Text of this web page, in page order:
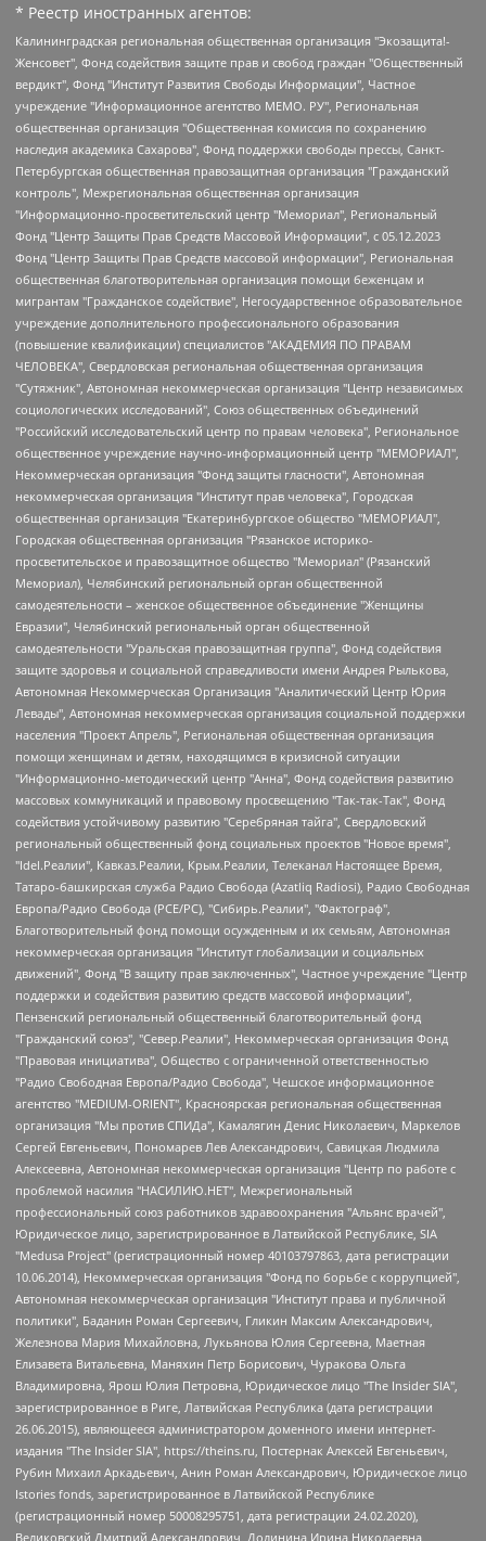
* Реестр иностранных агентов:
Калининградская региональная общественная организация "Экозащита!-Женсовет", Фонд содействия защите прав и свобод граждан "Общественный вердикт", Фонд "Институт Развития Свободы Информации", Частное учреждение "Информационное агентство МЕМО. РУ", Региональная общественная организация "Общественная комиссия по сохранению наследия академика Сахарова", Фонд поддержки свободы прессы, Санкт-Петербургская общественная правозащитная организация "Гражданский контроль", Межрегиональная общественная организация "Информационно-просветительский центр "Мемориал", Региональный Фонд "Центр Защиты Прав Средств Массовой Информации", с 05.12.2023 Фонд "Центр Защиты Прав Средств массовой информации", Региональная общественная благотворительная организация помощи беженцам и мигрантам "Гражданское содействие", Негосударственное образовательное учреждение дополнительного профессионального образования (повышение квалификации) специалистов "АКАДЕМИЯ ПО ПРАВАМ ЧЕЛОВЕКА", Свердловская региональная общественная организация "Сутяжник", Автономная некоммерческая организация "Центр независимых социологических исследований", Союз общественных объединений "Российский исследовательский центр по правам человека", Региональное общественное учреждение научно-информационный центр "МЕМОРИАЛ", Некоммерческая организация "Фонд защиты гласности", Автономная некоммерческая организация "Институт прав человека", Городская общественная организация "Екатеринбургское общество "МЕМОРИАЛ", Городская общественная организация "Рязанское историко-просветительское и правозащитное общество "Мемориал" (Рязанский Мемориал), Челябинский региональный орган общественной самодеятельности – женское общественное объединение "Женщины Евразии", Челябинский региональный орган общественной самодеятельности "Уральская правозащитная группа", Фонд содействия защите здоровья и социальной справедливости имени Андрея Рылькова, Автономная Некоммерческая Организация "Аналитический Центр Юрия Левады", Автономная некоммерческая организация социальной поддержки населения "Проект Апрель", Региональная общественная организация помощи женщинам и детям, находящимся в кризисной ситуации "Информационно-методический центр "Анна", Фонд содействия развитию массовых коммуникаций и правовому просвещению "Так-так-Так", Фонд содействия устойчивому развитию "Серебряная тайга", Свердловский региональный общественный фонд социальных проектов "Новое время", "Idel.Реалии", Кавказ.Реалии, Крым.Реалии, Телеканал Настоящее Время, Татаро-башкирская служба Радио Свобода (Azatliq Radiosi), Радио Свободная Европа/Радио Свобода (PCE/PC), "Сибирь.Реалии", "Фактограф", Благотворительный фонд помощи осужденным и их семьям, Автономная некоммерческая организация "Институт глобализации и социальных движений", Фонд "В защиту прав заключенных", Частное учреждение "Центр поддержки и содействия развитию средств массовой информации", Пензенский региональный общественный благотворительный фонд "Гражданский союз", "Север.Реалии", Некоммерческая организация Фонд "Правовая инициатива", Общество с ограниченной ответственностью "Радио Свободная Европа/Радио Свобода", Чешское информационное агентство "MEDIUM-ORIENT", Красноярская региональная общественная организация "Мы против СПИДа", Камалягин Денис Николаевич, Маркелов Сергей Евгеньевич, Пономарев Лев Александрович, Савицкая Людмила Алексеевна, Автономная некоммерческая организация "Центр по работе с проблемой насилия "НАСИЛИЮ.НЕТ", Межрегиональный профессиональный союз работников здравоохранения "Альянс врачей", Юридическое лицо, зарегистрированное в Латвийской Республике, SIA "Medusa Project" (регистрационный номер 40103797863, дата регистрации 10.06.2014), Некоммерческая организация "Фонд по борьбе с коррупцией", Автономная некоммерческая организация "Институт права и публичной политики", Баданин Роман Сергеевич, Гликин Максим Александрович, Железнова Мария Михайловна, Лукьянова Юлия Сергеевна, Маетная Елизавета Витальевна, Маняхин Петр Борисович, Чуракова Ольга Владимировна, Ярош Юлия Петровна, Юридическое лицо "The Insider SIA", зарегистрированное в Риге, Латвийская Республика (дата регистрации 26.06.2015), являющееся администратором доменного имени интернет-издания "The Insider SIA", https://theins.ru, Постернак Алексей Евгеньевич, Рубин Михаил Аркадьевич, Анин Роман Александрович, Юридическое лицо Istories fonds, зарегистрированное в Латвийской Республике (регистрационный номер 50008295751, дата регистрации 24.02.2020), Великовский Дмитрий Александрович, Долинина Ирина Николаевна, Мароховская Алеся Алексеевна, Шлейнов Роман Юрьевич, Шмагун Олеся Валентиновна, Общество с ограниченной ответственностью "Альтаир 2021", Общество с ограниченной ответственностью "Вега 2021", Общество с ограниченной ответственностью "Главный редактор 2021", Общество с ограниченной ответственностью "Ромашки монолит", Важенков Артем Валерьевич, Ивановская областная общественная организация "Центр гендерных исследований", Гурман Юрий Альбертович, Медиапроект "ОВД-Инфо", Егоров Владимир Владимирович, Жилинский Владимир Александрович, Общество с ограниченной ответственностью "ЗП", Иванова София Юрьевна, Карезина Инна Павловна, Кильтау Екатерина Викторовна, Петров Алексей Викторович, Пискунов Сергей Евгеньевич, Смирнов Сергей Сергеевич, Тихонов Михаил Сергеевич, Общество с ограниченной ответственностью "ЖУРНАЛИСТ-ИНОСТРАННЫЙ АГЕНТ", Арапова Галина Юрьевна, Вольтская Татьяна Анатольевна, Американская компания "Mason G.E.S. Anonymous Foundation" (США), являющаяся владельцем интернет-издания https://mnews.world/, Компания "Stichting Bellingcat", зарегистрированная в Нидерландах (дата регистрации 11.07.2018), Захаров Андрей Вячеславович, Клепиковская Екатерина Дмитриевна, Общество с ограниченной ответственностью "МЕМО", Перл Роман Александрович, Симонов Евгений Алексеевич, Соловьева Елена Анатольевна, Сотников Даниил Владимирович, Сурначева Елизавета Дмитриевна, Автономная некоммерческая организация по защите прав человека и информированию населения "Якутия – Наше Мнение", Общество с ограниченной ответственностью "Москоу диджитал медиа", с 26.01.2023 Общество с ограниченной ответственностью "Чайка Белые сады", Ветошкина Валерия Валерьевна, Заговора Максим Александрович, Межрегиональное общественное движение "Российская ЛГБТ - сеть", Оленичев Максим Владимирович, Павлов Иван Юрьевич, Скворцова Елена Сергеевна, Общество с ограниченной ответственностью "Как бы инагент", Кочетков Игорь Викторович, Общество с ограниченной ответственностью "Честные выборы", Еланчик Олег Александрович, Общество с ограниченной ответственностью "Нобелевский призыв", Гималова Регина Эмилевна, Григорьев Андрей Валерьевич, Григорьева Алина Александровна, Ассоциация по содействию защите прав призывников, альтернативнослужащих и военнослужащих "Правозащитная группа "Гражданин.Армия.Право", Хисамова Регина Фаритовна, Автономная некоммерческая организация по реализации социально-правовых программ "Лилит", Дальневосточное общественное движение "Маяк", Санкт-Петербургская ЛГБТ-инициативная группа "Выход", Инициативная группа ЛГБТ+ "Реверс", Алексеев Андрей Викторович, Бекбулатова Таисия Львовна, Беляев Иван Михайлович, Владыкина Елена Сергеевна, Гельман Марат Александрович, Никульшина Вероника Юрьевна, Толоконникова Надежда Андреевна, Шендерович Виктор Анатольевич, Общество с ограниченной ответственностью "Данное сообщение", Общество с ограниченной ответственностью Издательский дом "Новая глава", Айнбиндер Александра Александровна, Московский комьюнити-центр для ЛГБТ+инициатив, Благотворительный фонд развития филантропии, Deutsche Welle (Германия, Kurt-Schumacher-Strasse 3, 53113 Bonn), Борзунова Мария Михайловна, Воробьев Виктор Викторович, Голубева Анна Львовна, Константинова Алла Михайловна, Малкова Ирина Владимировна, Мурадов Мурад Абдулгалимович, Осетинская Елизавета Николаевна, Понасенков Евгений Николаевич, Ганапольский Матвей Юрьевич, Киселев Евгений Алексеевич, Борухович Ирина Григорьевна, Дремин Иван Тимофеевич, Дубровский Дмитрий Викторович, Красноярская региональная общественная организация поддержки и развития альтернативных образовательных технологий и межкультурных коммуникаций "ИНТЕРРА", Маяковская Екатерина Алексеевна, Фейгин Марк Захарович, Филимонов Андрей Викторович, Дзугкоева Регина Николаевна, Доброхотов Роман Александрович, Дудь Юрий Александрович, Елкин Сергей Владимирович, Кругликов Кирилл Игоревич, Сабунаева Мария Леонидовна, Семенов Алексей Владимирович, Шаинян Карен Багратович, Шульман Екатерина Михайловна, Асафьев Артур Валерьевич, Вахштайн Виктор Семенович, Венедиктов Алексей Алексеевич, Лушникова Екатерина Евгеньевна, Волков Леонид Михайлович, Невзоров Александр Глебович, Пархоменко Сергей Борисович, Сироткин Ярослав Николаевич, Кара-Мурза Владимир Владимирович, Баранова Наталья Владимировна, Гозман Леонид Яковлевич, Кагарлицкий Борис Юльевич, Климарев Михаил Валерьевич, Милов Владимир Станиславович, Автономная некоммерческая организация Краснодарский центр современного искусства "Типография", Моргенштерн Алишер Тагирович, Соболь Любовь Эдуардовна, Общество с ограниченной ответственностью "ЛИЗА НОРМ", Каспаров Гарри Кимович, Ходорковский Михаил Борисович, Общество с ограниченной ответственностью "Апрельские тезисы", Данилович Ирина Брониславовна, Кашин Олег Владимирович, Петров Николай Владимирович, Пивоваров Алексей Владимирович, Соколов Михаил Владимирович, Цветкова Юлия Владимировна, Чичваркин Евгений Александрович, Комитет против пыток/Команда против пыток, Общество с ограниченной ответственностью "Первый научный", Общество с ограниченной ответственностью "Вертолет и ко", Белоцерковская Вероника Борисовна, Кац Максим Евгеньевич, Лазарева Татьяна Юрьевна, Шаведдинов Руслан Табризович, Яшин Илья Валерьевич, Общество с ограниченной ответственностью "Иноагент ААВ", Алешковский Дмитрий Петрович, Альбац Евгения Марковна, Быков Дмитрий Львович, Галямина Юлия Евгеньевна, Лойко Сергей Леонидович, Мартынов Кирилл Константинович, Медведев Сергей Александрович, Крашенинников Федор Геннадиевич, Гордеева Катерина Вл